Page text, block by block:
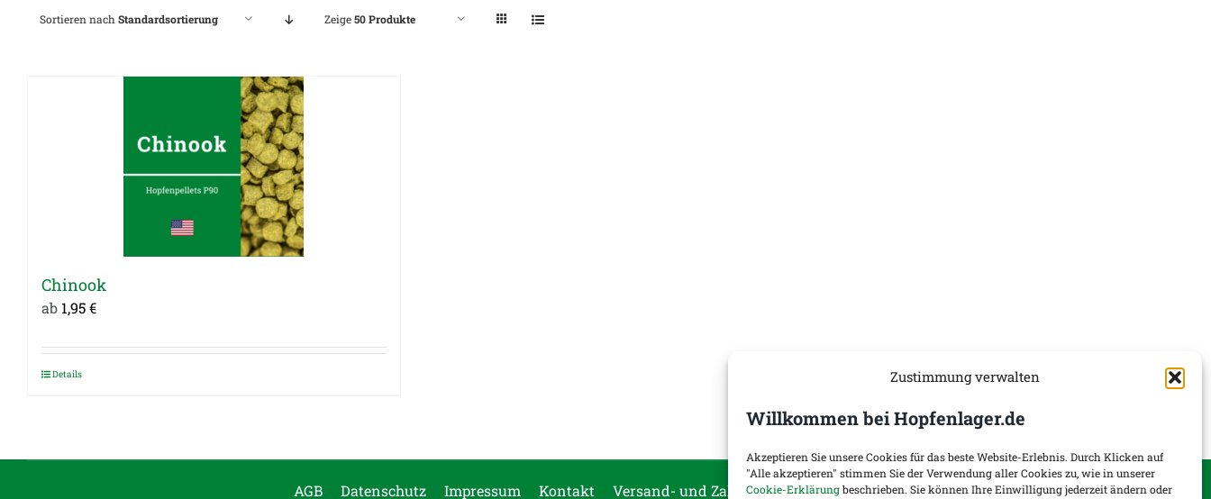
Zustimmung verwalten
Willkommen bei Hopfenlager.de
Akzeptieren Sie unsere Cookies für das beste Website-Erlebnis. Durch Klicken auf
"Alle akzeptieren" stimmen Sie der Verwendung aller Cookies zu, wie in unserer
Cookie-Erklärungbeschrieben. Sie können Ihre Einwilligung jederzeit ändern oder
Sortieren nach Standardsortierung Zeige50 Produkte
Chinook
ab 1,95€
Dieses
Details
AGB Datenschutz Impressum Kontakt Versand- und Zahlungsoptionen Widerruf